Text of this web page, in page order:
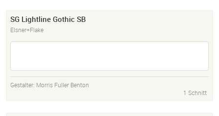
SG Lightline Gothic SB
Elsner+Flake
Gestalter: Morris Fuller Benton
1 Schnitt